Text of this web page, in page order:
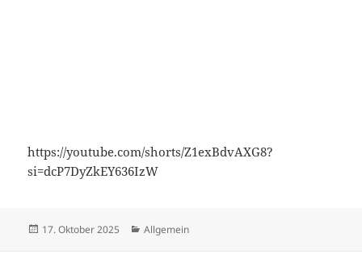
https://youtube.com/shorts/Z1exBdvAXG8?
si=dcP7DyZkEY636IzW
Veröffentlicht
17. Oktober 2025 Kategorien
Allgemein